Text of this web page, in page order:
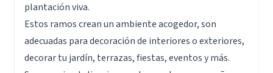
plantación viva.
Estos ramos crean un ambiente acogedor, son
adecuadas para decoración de interiores o exteriores,
decorar tu jardín, terrazas, fiestas, eventos y más.